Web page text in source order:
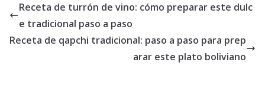
Receta de turrón de vino: cómo preparar este dulc
e tradicional paso a paso
Receta de qapchi tradicional: paso a paso para prep
arar este plato boliviano